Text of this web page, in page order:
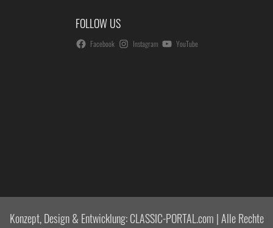
FOLLOW US
Facebook Instagram YouTube
Konzept, Design & Entwicklung: CLASSIC-PORTAL.com | Alle Rechte